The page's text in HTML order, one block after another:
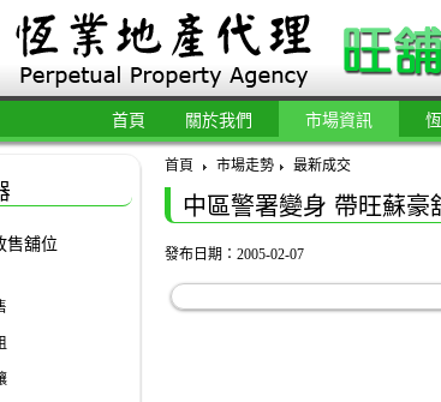
首頁 關於我們 市場資訊
首頁 市場走勢 最新成交
中區警署變身 帶旺蘇豪
發布日期：2005-02-07
售舖位